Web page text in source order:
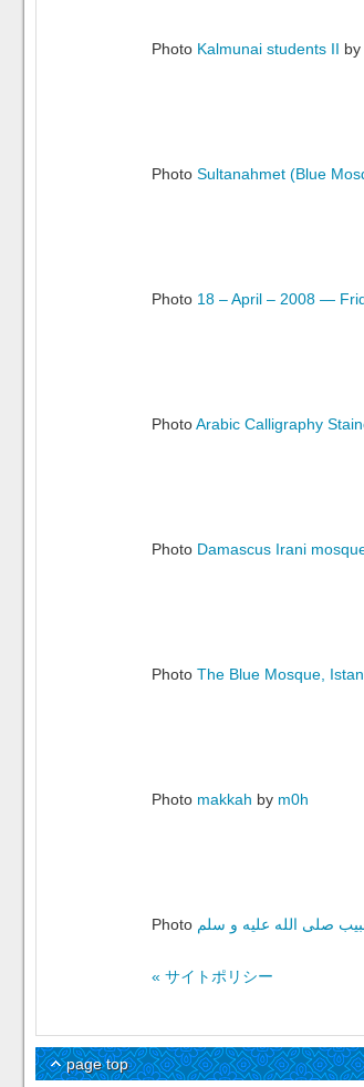
Photo Kalmunai students II by
Photo Sultanahmet (Blue
Photo 18 – April – 2008 —
PhotoArabic Calligraphy
Photo Damascus Irani
Photo The Blue Mosque,
Photo makkah by m0h
Photo صلى الله عليه و سلم
« サイトポリシー
page top